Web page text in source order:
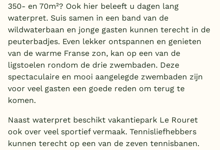
350- en 70m²? Ook hier beleeft u dagen lang
waterpret. Suis samen in een band van de
wildwaterbaan en jonge gasten kunnen terecht in de
peuterbadjes. Even lekker ontspannen en genieten
van de warme Franse zon, kan op een van de
ligstoelen rondom de drie zwembaden. Deze
spectaculaire en mooi aangelegde zwembaden zijn
voor veel gasten een goede reden om terug te
komen.
Naast waterpret beschikt vakantiepark Le Rouret
ook over veel sportief vermaak. Tennisliefhebbers
kunnen terecht op een van de zeven tennisbanen.